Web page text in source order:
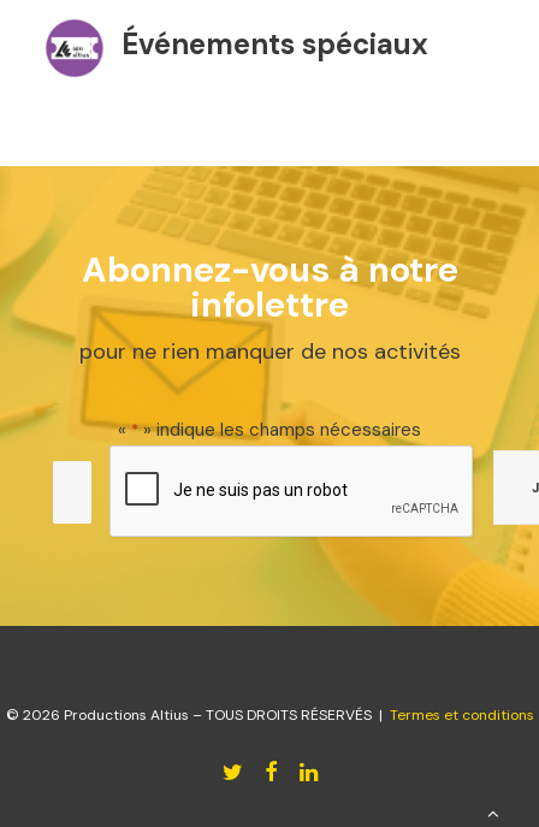
Événements spéciaux
Abonnez-vous à notre
infolettre
pour ne rien manquer de nos activités
«*» indique les champs nécessaires
© 2026 Productions Altius – TOUS DROITS RÉSERVÉS | Termes et conditions